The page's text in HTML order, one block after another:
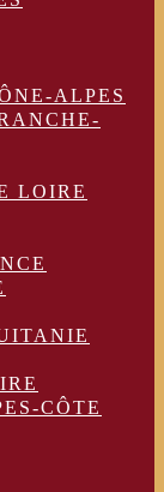
ALPES
LOIRE
CÔTE